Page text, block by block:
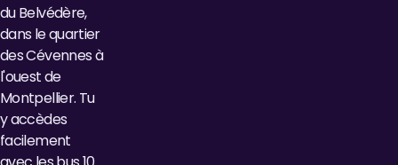
du Belvédère,
dans le quartier
des Cévennes à
l'ouest de
Montpellier. Tu
y accèdes
facilement